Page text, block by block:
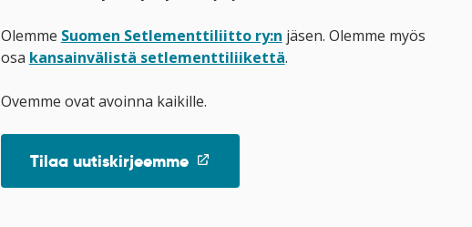
Olemme Suomen Setlementtiliitto ry:n jäsen. Olemme myös
osa kansainvälistä setlementtiliikettä.
Ovemme ovat avoinna kaikille.
Tilaa uutiskirjeemme(linkki
avataan